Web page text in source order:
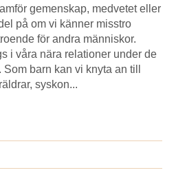
gemenskap, medvetet eller
på om vi känner misstro
för andra människor.
i våra nära relationer under de
barn kan vi knyta an till
syskon...